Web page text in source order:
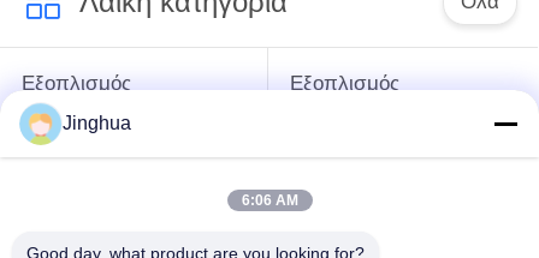
Γραμμή παραγωγής
αμύλου
37
Εξοπλισμός
επεξεργασίας
αμύλου μανιόκων
Εξοπλισμός
σίτου
Jinghua
6:06 AM
Good day, what product are you looking for?